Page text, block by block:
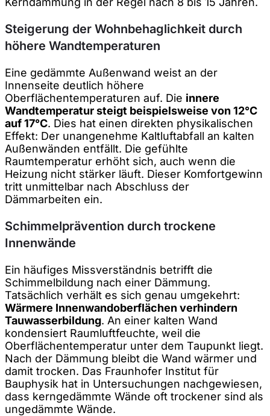
Steigerung der Wohnbehaglichkeit durch
höhere Wandtemperaturen
Eine gedämmte Außenwand weist an der
Innenseite deutlich höhere
Oberflächentemperaturen auf. Die innere
Wandtemperatur steigt beispielsweise von 12°C
auf 17°C. Dies hat einen direkten physikalischen
Effekt: Der unangenehme Kaltluftabfall an kalten
Außenwänden entfällt. Die gefühlte
Raumtemperatur erhöht sich, auch wenn die
Heizung nicht stärker läuft. Dieser Komfortgewinn
tritt unmittelbar nach Abschluss der
Dämmarbeiten ein.
Schimmelprävention durch trockene
Innenwände
Ein häufiges Missverständnis betrifft die
Schimmelbildung nach einer Dämmung.
Tatsächlich verhält es sich genau umgekehrt:
Wärmere Innenwandoberflächen verhindern
Tauwasserbildung. An einer kalten Wand
kondensiert Raumluftfeuchte, weil die
Oberflächentemperatur unter dem Taupunkt liegt.
Nach der Dämmung bleibt die Wand wärmer und
damit trocken. Das Fraunhofer Institut für
Bauphysik hat in Untersuchungen nachgewiesen,
dass kerngedämmte Wände oft trockener sind als
ungedämmte Wände.